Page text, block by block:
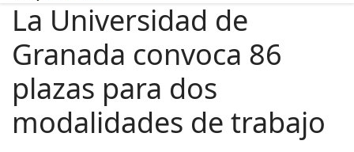
La Universidad de
Granada convoca 86
plazas para dos
modalidades de trabajo